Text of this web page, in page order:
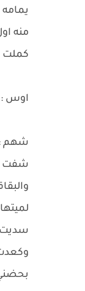
منه
كملت
اوس :
شهم :
شفت
سديت